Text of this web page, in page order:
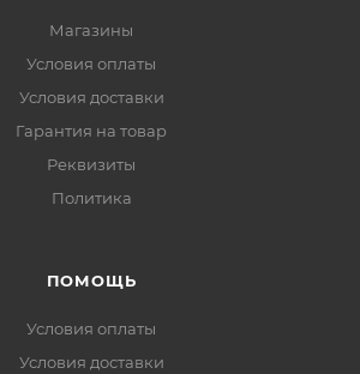
Магазины
Условия оплаты
Условия доставки
Гарантия на товар
Реквизиты
Политика
ПОМОЩЬ
Условия оплаты
Условия доставки